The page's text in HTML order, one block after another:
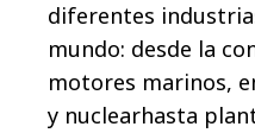
diferentes
mundo: desde la
motores marinos,
y nuclearhasta